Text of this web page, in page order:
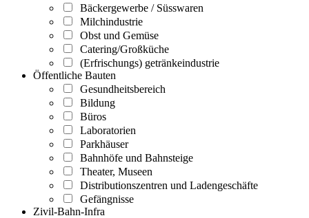
Bäckergewerbe / Süsswaren
Milchindustrie
Obst und Gemüse
Catering/Großküche
(Erfrischungs) getränkeindustrie
Öffentliche Bauten
Gesundheitsbereich
Bildung
Büros
Laboratorien
Parkhäuser
Bahnhöfe und Bahnsteige
Theater, Museen
Distributionszentren und Ladengeschäfte
Gefängnisse
Zivil-Bahn-Infra